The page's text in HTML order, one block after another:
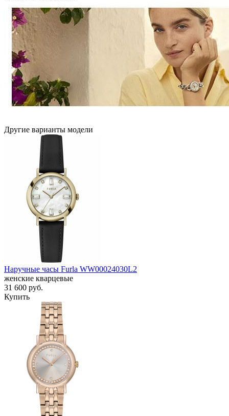
Другие варианты модели
Наручные часы Furla WW00024030L2
женские кварцевые
31 600 руб.
Купить